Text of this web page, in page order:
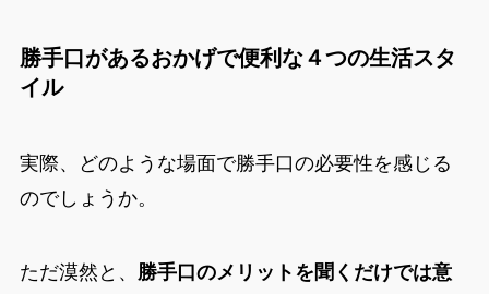
勝手口があるおかげで便利な４つの生活スタ
イル
実際、どのような場面で勝手口の必要性を感じる
のでしょうか。
ただ漠然と、 勝手口のメリットを聞くだけでは意